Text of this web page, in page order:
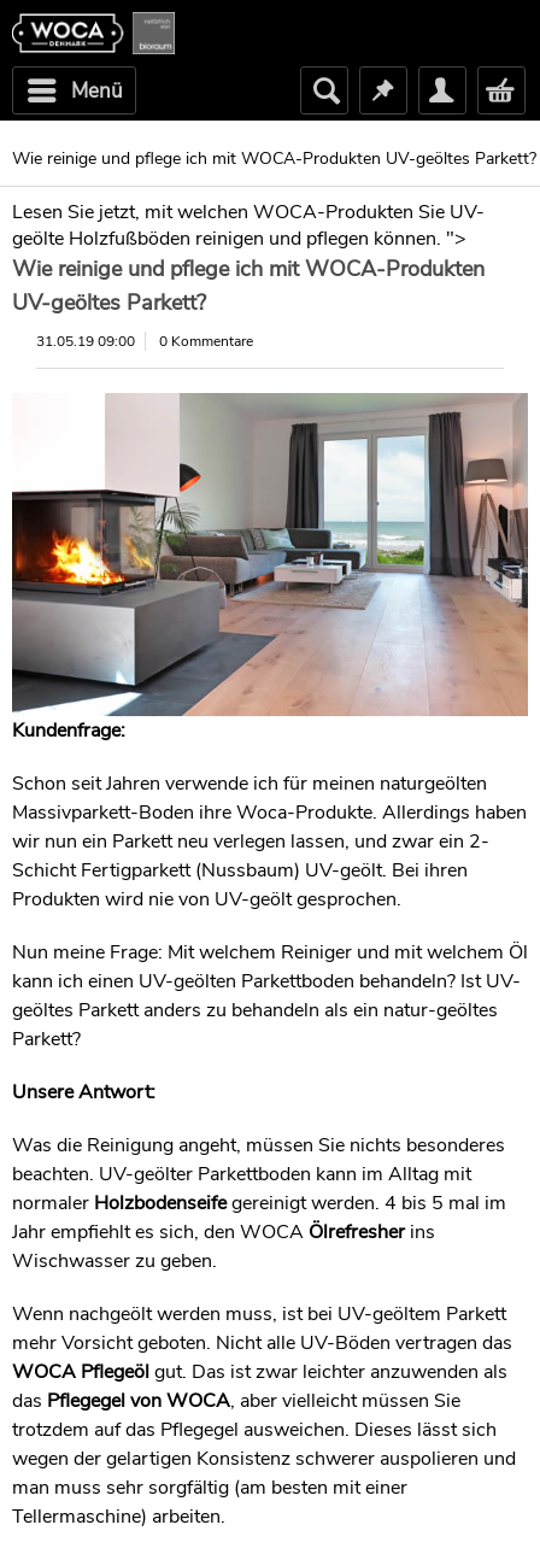
Menü
Wie reinige und pflege ich mit WOCA-Produkten UV-geöltes Parkett?
Lesen Sie jetzt, mit welchen WOCA-Produkten Sie UV-
geölte Holzfußböden reinigen und pflegen können. ">
Wie reinige und pflege ich mit WOCA-Produkten
UV-geöltes Parkett?
31.05.19 09:00 0 Kommentare
Kundenfrage:
Schon seit Jahren verwende ich für meinen naturgeölten
Massivparkett-Boden ihre Woca-Produkte. Allerdings haben
wir nun ein Parkett neu verlegen lassen, und zwar ein 2-
Schicht Fertigparkett (Nussbaum) UV-geölt. Bei ihren
Produkten wird nie von UV-geölt gesprochen.
Nun meine Frage: Mit welchem Reiniger und mit welchem Öl
kann ich einen UV-geölten Parkettboden behandeln? Ist UV-
geöltes Parkett anders zu behandeln als ein natur-geöltes
Parkett?
Unsere Antwort:
Was die Reinigung angeht, müssen Sie nichts besonderes
beachten. UV-geölter Parkettboden kann im Alltag mit
normaler Holzbodenseifegereinigt werden. 4 bis 5 mal im
Jahr empfiehlt es sich, den WOCA Ölrefresherins
Wischwasser zu geben.
Wenn nachgeölt werden muss, ist bei UV-geöltem Parkett
mehr Vorsicht geboten. Nicht alle UV-Böden vertragen das
WOCA Pflegeölgut. Das ist zwar leichter anzuwenden als
das Pflegegel von WOCA, aber vielleicht müssen Sie
trotzdem auf das Pflegegel ausweichen. Dieses lässt sich
wegen der gelartigen Konsistenz schwerer auspolieren und
man muss sehr sorgfältig (am besten mit einer
Tellermaschine) arbeiten.